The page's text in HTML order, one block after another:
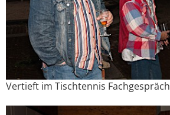
Vertieft im Tischtennis Fachgespräch